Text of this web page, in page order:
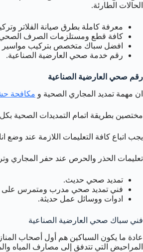
الحالات الطارئة.
معرفة كاملة بطرق صيانة الفلاتر
كافة قطع ومستلزمات الصرف الصحي
افضل سباك متخصص بتركيب مواسير
رقم خدمة صحي العارضية الصناعية.
رقم صحي العارضية الصناعية
ان مهمة تمديد المجاري الصحية و مكافحة
مختصين بطريقة اتمام التمديدات الصحية
يجب اتباع كافة التعليمات اللازمة عند
تعليمات الحذر والحرص عند حفر المجاري
تمديد صحي حديث.
فني تمديد صحي مدرب ومتمرس على
ادوات ووسائل عمل حديثة.
فني سباك صحي العارضية الصناعية
عادة ما يكون السباكين هم أول أصحاب
المراحيض التي تتدفق إلى مصارف المياه